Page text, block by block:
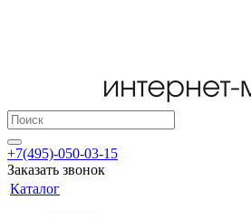
+7(495)-050-03-15
Заказать звонок
Каталог